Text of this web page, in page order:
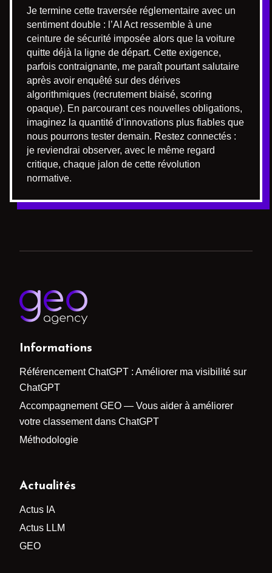
Je termine cette traversée réglementaire avec un
sentiment double : l’AI Act ressemble à une
ceinture de sécurité imposée alors que la voiture
quitte déjà la ligne de départ. Cette exigence,
parfois contraignante, me paraît pourtant salutaire
après avoir enquêté sur des dérives
algorithmiques (recrutement biaisé, scoring
opaque). En parcourant ces nouvelles obligations,
imaginez la quantité d’innovations plus fiables que
nous pourrons tester demain. Restez connectés :
je reviendrai observer, avec le même regard
critique, chaque jalon de cette révolution
normative.
Informations
Référencement ChatGPT : Améliorer ma visibilité sur
ChatGPT
Accompagnement GEO — Vous aider à améliorer
votre classement dans ChatGPT
Méthodologie
Actualités
Actus IA
Actus LLM
GEO